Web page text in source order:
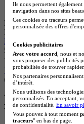
École partenaire
Ipac Bachelor Factory -
Bachelor 3 - Gestion &
5.0
192 avis
Marcq-en-Barœul
Alternance
Je m’informe
Voir plus de formations
Ils nous permettent
navigation dans nos sites
Ces cookies ou traceurs
personnalisée des offres
Cookies publicitaires
Avec votre accord , nous et
vous proposer des publicités
probabilités de trouver
Nos partenaires
d’intérêt.
Nous utilisons des
personnalisés. En acceptant,
de confidentialité. En savoir
Vous pouvez à tout moment
traceurs" en bas de page.